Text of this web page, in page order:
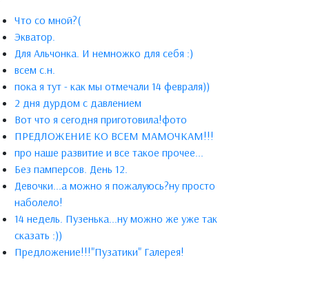
Что со мной?(
Экватор.
Для Альчонка. И немножко для себя :)
всем с.н.
пока я тут - как мы отмечали 14 февраля))
2 дня дурдом с давлением
Вот что я сегодня приготовила!фото
ПРЕДЛОЖЕНИЕ КО ВСЕМ МАМОЧКАМ!!!
про наше развитие и все такое прочее...
Без памперсов. День 12.
Девочки...а можно я пожалуюсь?ну просто
наболело!
14 недель. Пузенька...ну можно же уже так
сказать :))
Предложение!!!"Пузатики" Галерея!